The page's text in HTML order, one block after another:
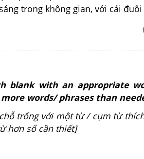
trong không gian, với cái
blank with an appropriate
words/ phrases than
trống với một từ / cụm từ
hơn số cần thiết]